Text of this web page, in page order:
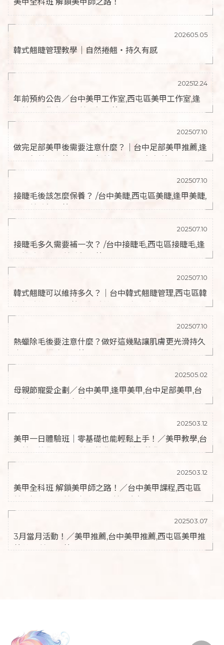
202605.05
韓式翹睫管理教學｜自然捲翹・持久有感
202512.24
年前預約公告／台中美甲工作室,西屯區美甲工作室,逢
甲美甲工作室,台中美甲師推薦
202507.10
做完足部美甲後需要注意什麼？｜台中足部美甲推薦,逢
甲足部美甲推薦,台中足部美甲,逢甲足部保養
202507.10
接睫毛後該怎麼保養？ /台中美睫,西屯區美睫,逢甲美睫,
台中美睫師推薦
202507.10
接睫毛多久需要補一次？ /台中接睫毛,西屯區接睫毛,逢
甲接睫毛,逢甲美睫師推薦
202507.10
韓式翹睫可以維持多久？｜台中韓式翹睫管理,西屯區韓
式翹睫管理,逢甲韓式翹睫管理,西屯區睫毛管理,逢甲...
202507.10
熱蠟除毛後要注意什麼？做好這幾點讓肌膚更光滑持久
｜台中熱蠟除毛推薦,台中熱蠟除毛,逢甲熱蠟除毛,逢甲...
202505.02
母親節寵愛企劃／台中美甲,逢甲美甲,台中足部美甲,台
中美甲師,逢甲足部美甲
202503.12
美甲一日體驗班｜零基礎也能輕鬆上手！／美甲教學,台
中美甲教學,西屯區美甲教學,逢甲美甲教學
202503.12
美甲全科班 解鎖美甲師之路！／台中美甲課程,西屯區
美甲課程,逢甲美甲課程,台中美甲老師
202503.07
3月當月活動！／美甲推薦,台中美甲推薦,西屯區美甲推
薦,逢甲美甲推薦